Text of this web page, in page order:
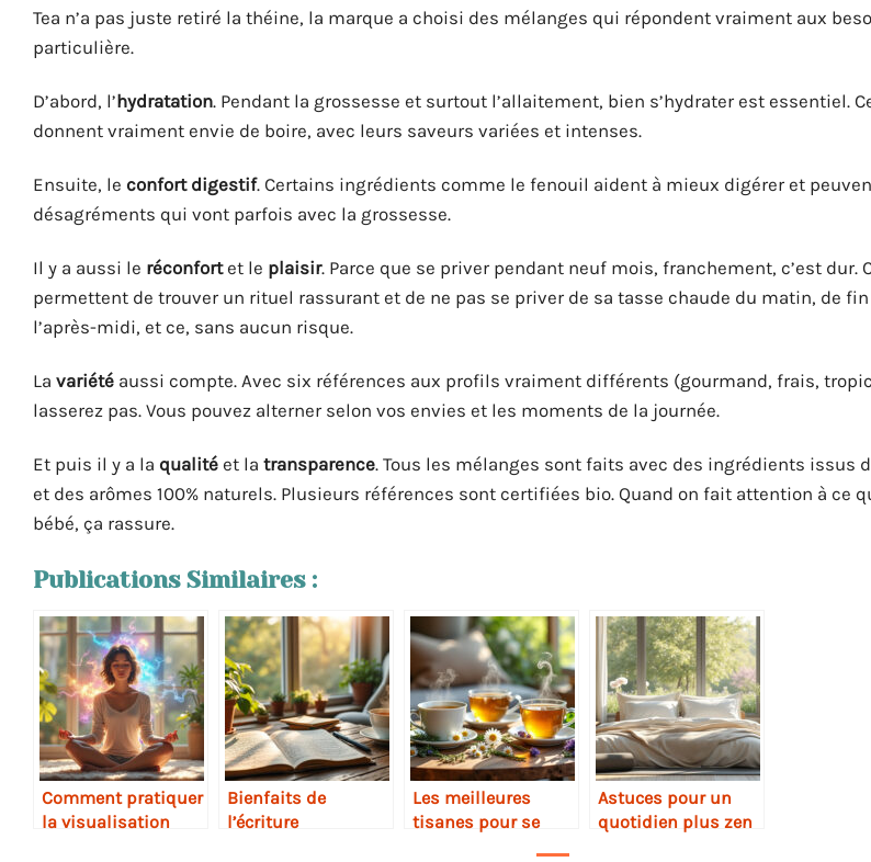
Tea n’a pas juste retiré la théine, la marque a choisi des mélanges qui répondent vraiment aux
particulière.
D’abord, l’hydratation. Pendant la grossesse et surtout l’allaitement, bien s’hydrater est essentiel.
donnent vraiment envie de boire, avec leurs saveurs variées et intenses.
Ensuite, le confort digestif. Certains ingrédients comme le fenouil aident à mieux digérer et
désagréments qui vont parfois avec la grossesse.
Il y a aussi le réconfortet le plaisir. Parce que se priver pendant neuf mois, franchement, c’est dur.
permettent de trouver un rituel rassurant et de ne pas se priver de sa tasse chaude du matin, de fin
l’après-midi, et ce, sans aucun risque.
La variété aussi compte. Avec six références aux profils vraiment différents (gourmand, frais,
lasserez pas. Vous pouvez alterner selon vos envies et les moments de la journée.
Et puis il y a la qualité et la transparence. Tous les mélanges sont faits avec des ingrédients issus
et des arômes 100% naturels. Plusieurs références sont certifiées bio. Quand on fait attention à ce
bébé, ça rassure.
Publications Similaires :
Comment pratiquer
la visualisation
Bienfaits de
l’écriture
Les meilleures
tisanes pour se
Astuces pour un
quotidien plus zen